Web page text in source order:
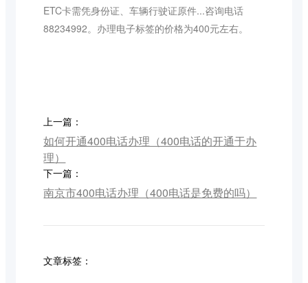
ETC卡需凭身份证、车辆行驶证原件...咨询电话
88234992。办理电子标签的价格为400元左右。
上一篇：
如何开通400电话办理（400电话的开通于办
理）
下一篇：
南京市400电话办理（400电话是免费的吗）
文章标签：